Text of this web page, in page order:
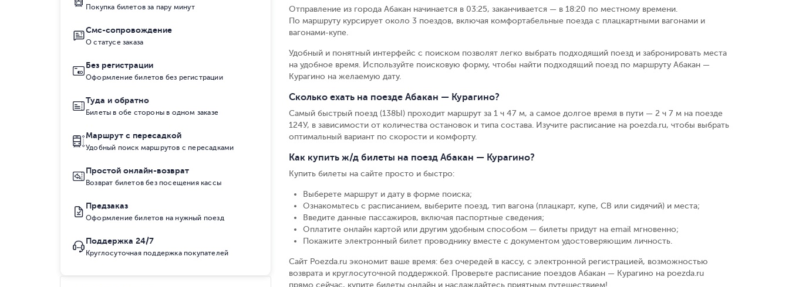
Отправление из города Абакан начинается в 03:25, заканчивается — в 18:20 по местному времени.
По маршруту курсирует около 3 поездов, включая комфортабельные поезда с плацкартными вагонами и
вагонами-купе.
Удобный и понятный интерфейс с поиском позволят легко выбрать подходящий поезд и забронировать места
на удобное время. Используйте поисковую форму, чтобы найти подходящий поезд по маршруту Абакан —
Курагино на желаемую дату.
Сколько ехать на поезде Абакан — Курагино?
Самый быстрый поезд (138Ы) проходит маршрут за 1 ч 47 м, а самое долгое время в пути — 2 ч 7 м на поезде
124У, в зависимости от количества остановок и типа состава. Изучите расписание на poezda.ru, чтобы выбрать
оптимальный вариант по скорости и комфорту.
Как купить ж/д билеты на поезд Абакан — Курагино?
Купить билеты на сайте просто и быстро:
Выберете маршрут и дату в форме поиска;
Ознакомьтесь с расписанием, выберите поезд, тип вагона (плацкарт, купе, СВ или сидячий) и места;
Введите данные пассажиров, включая паспортные сведения;
Оплатите онлайн картой или другим удобным способом — билеты придут на email мгновенно;
Покажите электронный билет проводнику вместе с документом удостоверяющим личность.
Сайт Poezda.ru экономит ваше время: без очередей в кассу, с электронной регистрацией, возможностью
возврата и круглосуточной поддержкой. Проверьте расписание поездов Абакан — Курагино на poezda.ru
прямо сейчас, купите билеты онлайн и наслаждайтесь приятным путешествием!
Покупка билетов за пару минут
Смс-сопровождение
О статусе заказа
Без регистрации
Оформление билетов без регистрации
Туда и обратно
Билеты в обе стороны в одном заказе
Маршрут с пересадкой
Удобный поиск маршрутов с пересадками
Простой онлайн-возврат
Возврат билетов без посещения кассы
Предзаказ
Оформление билетов на нужный поезд
Поддержка 24/7
Круглосуточная поддержка покупателей